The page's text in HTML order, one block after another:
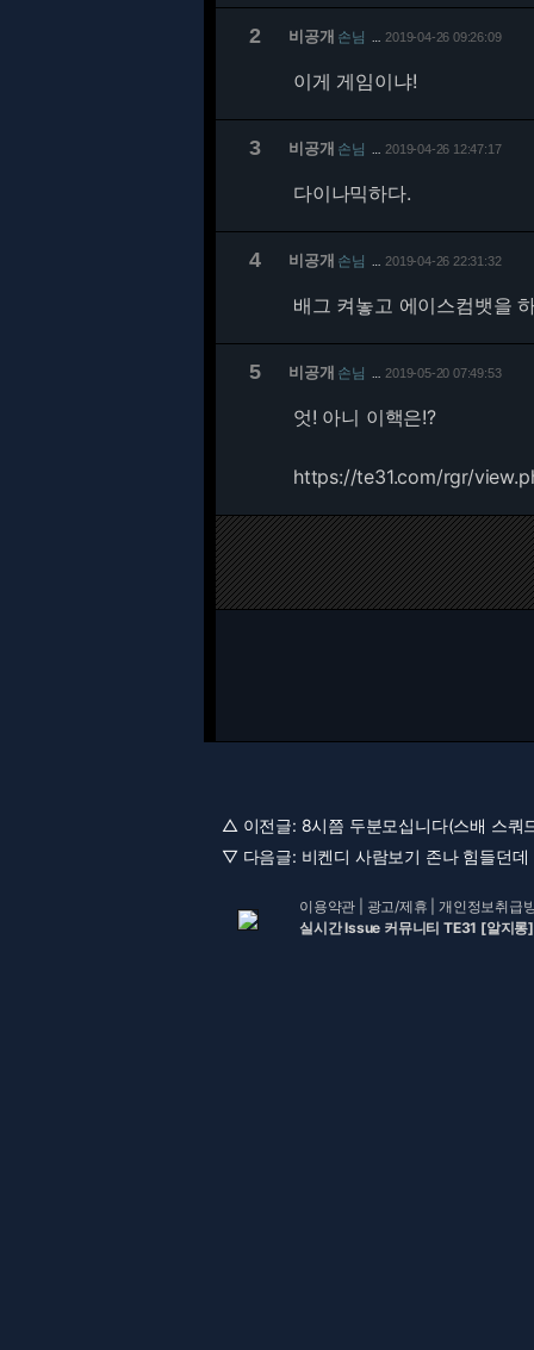
2 비공개 손님 2019-04-26 09:26:09
이게 게임이냐!
3 비공개 손님 2019-04-26 12:47:17
다이나믹하다.
4 비공개 손님 2019-04-26 22:31:32
배그 켜놓고 에이스컴뱃을
5 비공개 손님 2019-05-20 07:49:53
엇! 아니 이핵은!?
https://te31.com/rgr/
△ 이전글: 8시쯤 두분모십니다(스배 스쿼
▽ 다음글: 비켄디 사람보기 존나 힘들던
이용약관 광고/제휴 |개인정보취급
실시간 Issue 커뮤니티 TE31 [알지